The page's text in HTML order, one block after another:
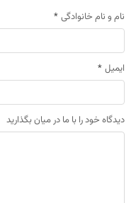
نام و نام خانوادگی *
ایمیل *
دیدگاه خود را با ما در میان بگذارید